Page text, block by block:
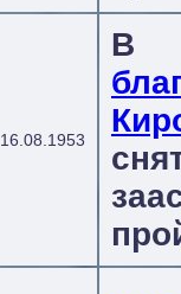
16.08.1953
В